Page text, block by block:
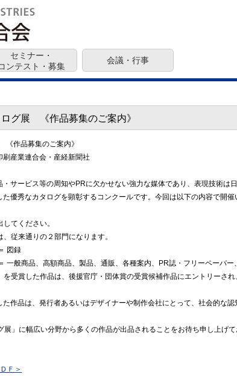
セミナー・
ンテスト・募集
会議・行事
グ展 《作品募集のご案内》
作品募集のご案内》
産業連合会・産経新聞社
サービス等の周知やPRに欠かせない強力な媒体であり、表現技術は日
優秀なカタログを顕彰するコンクールです。今回は以下の内容で開催
てください。
従来通りの２部門になります。
録
品、高額商品、製品、通販、各種案内、PR誌・フリーペーパー
受賞した作品は、後援官庁・団体賞の受賞候補作品にエントリーされ
た作品は、発行者あるいはデザイナーや制作会社にとって、社会的な
」に幅広い分野から多くの作品が出品されることをお待ち申し上げて
Ｆ＞